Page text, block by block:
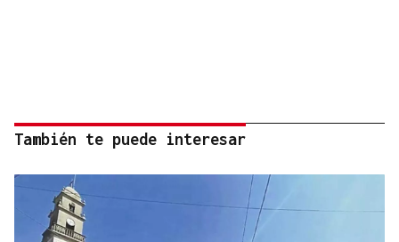
También te puede interesar